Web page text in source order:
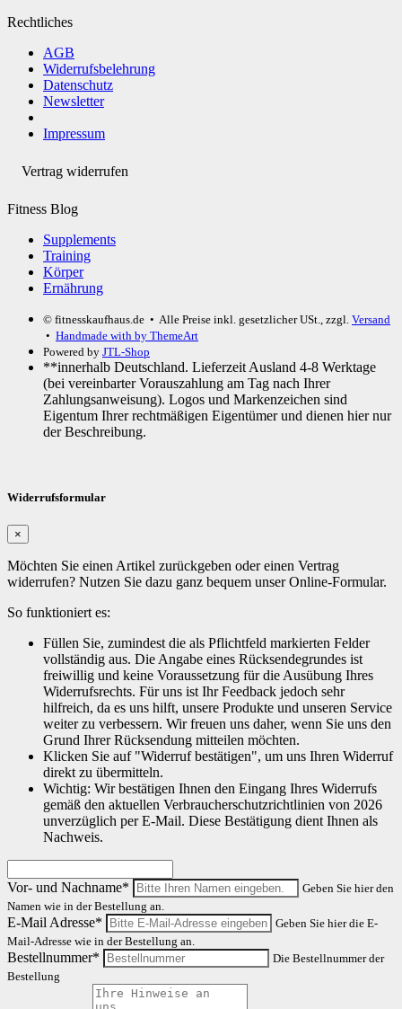
Rechtliches
AGB
Widerrufsbelehrung
Datenschutz
Newsletter
Impressum
Vertrag widerrufen
Fitness Blog
Supplements
Training
Körper
Ernährung
© fitnesskaufhaus.de • Alle Preise inkl. gesetzlicher USt., zzgl. Versand
• Handmade with by ThemeArt
Powered by JTL-Shop
**innerhalb Deutschland. Lieferzeit Ausland 4-8 Werktage
(bei vereinbarter Vorauszahlung am Tag nach Ihrer
Zahlungsanweisung). Logos und Markenzeichen sind
Eigentum Ihrer rechtmäßigen Eigentümer und dienen hier nur
der Beschreibung.
Widerrufsformular
×
Möchten Sie einen Artikel zurückgeben oder einen Vertrag
widerrufen? Nutzen Sie dazu ganz bequem unser Online-Formular.
So funktioniert es:
Füllen Sie, zumindest die als Pflichtfeld markierten Felder
vollständig aus. Die Angabe eines Rücksendegrundes ist
freiwillig und keine Voraussetzung für die Ausübung Ihres
Widerrufsrechts. Für uns ist Ihr Feedback jedoch sehr
hilfreich, da es uns hilft, unsere Produkte und unseren Service
weiter zu verbessern. Wir freuen uns daher, wenn Sie uns den
Grund Ihrer Rücksendung mitteilen möchten.
Klicken Sie auf "Widerruf bestätigen", um uns Ihren Widerruf
direkt zu übermitteln.
Wichtig: Wir bestätigen Ihnen den Eingang Ihres Widerrufs
gemäß den aktuellen Verbraucherschutzrichtlinien von 2026
unverzüglich per E-Mail. Diese Bestätigung dient Ihnen als
Nachweis.
Vor- und Nachname*
Geben Sie hier den
Namen wie in der Bestellung an.
E-Mail Adresse*
Geben Sie hier die E-
Mail-Adresse wie in der Bestellung an.
Bestellnummer*
Die Bestellnummer der
Bestellung